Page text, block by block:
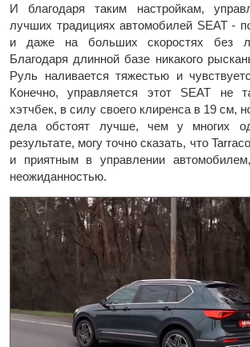
И благодаря таким настройкам,
лучших традициях автомобилей SEAT -
и даже на больших скоростях без
Благодаря длинной базе никакого
Руль наливается тяжестью и
Конечно, управляется этот SEAT не
хэтчбек, в силу своего клиренса в 19 см,
дела обстоят лучше, чем у многих
результате, могу точно сказать, что
и приятным в управлении
неожиданностью.